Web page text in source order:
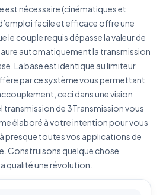
est nécessaire (cinématiques et
facile et efficace offre une
le couple requis dépasse la valeur de
automatiquement la transmission
La base est identique au limiteur
par ce système vous permettant
ceci dans une vision
transmission de 3Transmission vous
élaboré à votre intention pour vous
presque toutes vos applications de
Construisons quelque chose
qualité une révolution.
de confidentialité
demande de devis
protégées et ne seront jamais